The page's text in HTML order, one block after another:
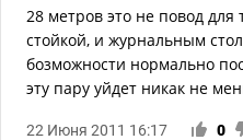
28 метров это не повод для
стойкой, и журнальным
бозможности нормально
эту пару уйдет никак не
22 Июня 2011 16:17 0